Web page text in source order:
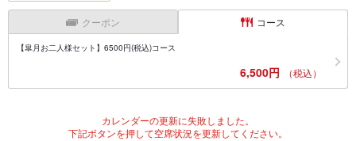
クーポン コース
【皐月お二人様セット】6500円(税込)コース
6,500円 （税込）
カレンダーの更新に失敗しました。
下記ボタンを押して空席状況を更新してください。